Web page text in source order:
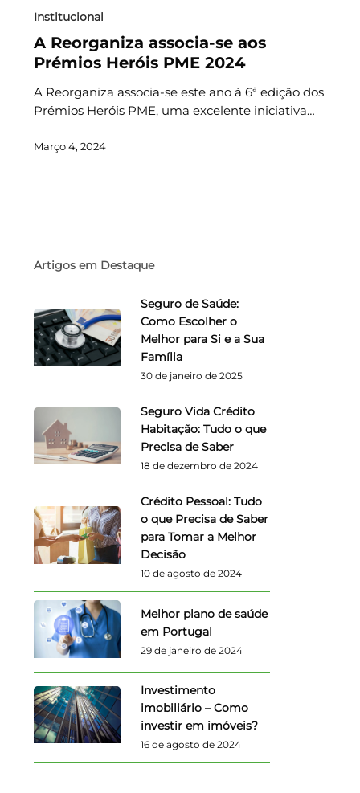
Institucional
A Reorganiza associa-se aos
Prémios Heróis PME 2024
A Reorganiza associa-se este ano à 6ª edição dos
Prémios Heróis PME, uma excelente iniciativa…
Março 4, 2024
Artigos em Destaque
Seguro de Saúde:
Como Escolher o
Melhor para Si e a Sua
Família
30 de janeiro de 2025
Seguro Vida Crédito
Habitação: Tudo o que
Precisa de Saber
18 de dezembro de 2024
Crédito Pessoal: Tudo
o que Precisa de Saber
para Tomar a Melhor
Decisão
10 de agosto de 2024
Melhor plano de saúde
em Portugal
29 de janeiro de 2024
Investimento
imobiliário – Como
investir em imóveis?
16 de agosto de 2024